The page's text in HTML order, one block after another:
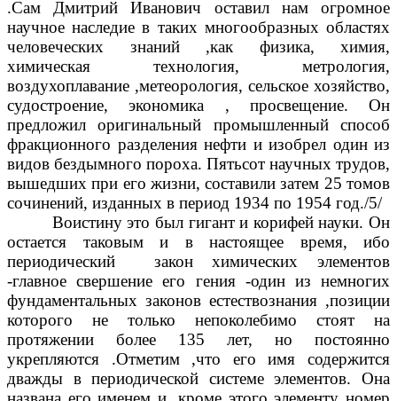
.Сам Дмитрий Иванович оставил нам огромное
научное наследие в таких многообразных областях
человеческих знаний ,как физика, химия,
химическая технология, метрология,
воздухоплавание ,метеорология, сельское хозяйство,
судостроение, экономика , просвещение. Он
предложил оригинальный промышленный способ
фракционного разделения нефти и изобрел один из
видов бездымного пороха. Пятьсот научных трудов,
вышедших при его жизни, составили затем 25 томов
сочинений, изданных в период 1934 по 1954 год./5/
Воистину это был гигант и корифей науки. Он
остается таковым и в настоящее время, ибо
периодический закон химических элементов
-главное свершение его гения -один из немногих
фундаментальных законов естествознания ,позиции
которого не только непоколебимо стоят на
протяжении более 135 лет, но постоянно
укрепляются .Отметим ,что его имя содержится
дважды в периодической системе элементов. Она